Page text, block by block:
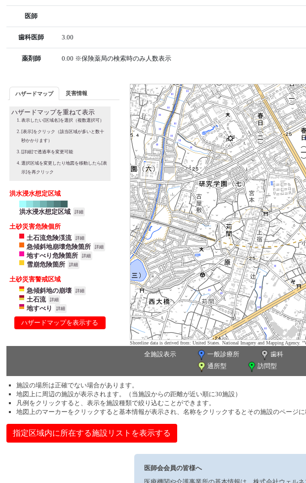
医師
歯科医師 3.00
薬剤師 0.00 ※保険薬局の検索時のみ人数表示
ハザードマップ 災害情報
ハザードマップを重ねて表示
表示したい[区域名]を選択（複数選択可）
[表示]をクリック（該当区域が多いと数十
秒かかります）
[詳細]で透過率を変更可能
選択区域を変更したり地図を移動したら[表
示]を再クリック
洪水浸水想定区域
洪水浸水想定区域 詳細
土砂災害危険個所
土石流危険渓流
詳細
急傾斜地崩壊危険箇所 詳細
地すべり危険箇所 詳細
雪崩危険箇所 詳細
土砂災害警戒区域
急傾斜地の崩壊
詳細
土石流 詳細
地すべり 詳細
ハザードマップを表示する
Shoreline data is derived from: United States. National Imagery and Mapping
全施設表示 一般診療所 歯科
通所型
訪問型
施設の場所は正確でない場合があります。
地図上に周辺の施設が表示されます。（当施設からの距離が近い順に30施設）
凡例をクリックすると、表示を施設種類で絞り込むことができます。
地図上のマーカーをクリックすると基本情報が表示され、名称をクリックするとその施設のページに
指定区域内に所在する施設リストを表示する
医師会会員の皆様へ